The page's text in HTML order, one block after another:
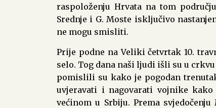
raspoloženju Hrvata na tom
Srednje i G. Moste isključivo
ne mogu smisliti.
Prije podne na Veliki četvrtak 10.
selo. Tog dana naši ljudi išli su u
pomislili su kako je pogodan
uvjeravati i nagovarati vojnike
većinom u Srbiju. Prema